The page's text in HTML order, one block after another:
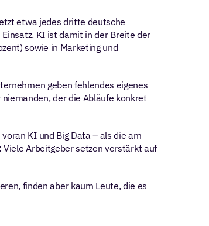
etwa jedes dritte deutsche
KI ist damit in der Breite der
sowie in Marketing und
geben fehlendes eigenes
der die Abläufe konkret
KI und Big Data – als die am
Arbeitgeber setzen verstärkt auf
finden aber kaum Leute, die es